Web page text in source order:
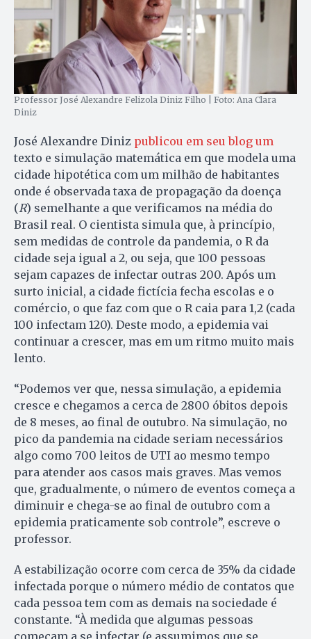
Professor José Alexandre Felizola Diniz Filho | Foto: Ana Clara
Diniz
José Alexandre Diniz publicou em seu blog um
texto e simulação matemática em que modela uma
cidade hipotética com um milhão de habitantes
onde é observada taxa de propagação da doença
(R) semelhante a que verificamos na média do
Brasil real. O cientista simula que, à princípio,
sem medidas de controle da pandemia, o R da
cidade seja igual a 2, ou seja, que 100 pessoas
sejam capazes de infectar outras 200. Após um
surto inicial, a cidade fictícia fecha escolas e o
comércio, o que faz com que o R caia para 1,2 (cada
100 infectam 120). Deste modo, a epidemia vai
continuar a crescer, mas em um ritmo muito mais
lento.
“Podemos ver que, nessa simulação, a epidemia
cresce e chegamos a cerca de 2800 óbitos depois
de 8 meses, ao final de outubro. Na simulação, no
pico da pandemia na cidade seriam necessários
algo como 700 leitos de UTI ao mesmo tempo
para atender aos casos mais graves. Mas vemos
que, gradualmente, o número de eventos começa a
diminuir e chega-se ao final de outubro com a
epidemia praticamente sob controle”, escreve o
professor.
A estabilização ocorre com cerca de 35% da cidade
infectada porque o número médio de contatos que
cada pessoa tem com as demais na sociedade é
constante. “À medida que algumas pessoas
começam a se infectar (e assumimos que se